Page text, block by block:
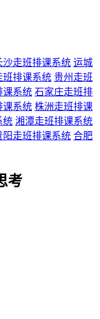
沙走班排课系统 运城
班排课系统 贵州走班
课系统 石家庄走班排
课系统 株洲走班排课
统 湘潭走班排课系统
阳走班排课系统 合肥
考